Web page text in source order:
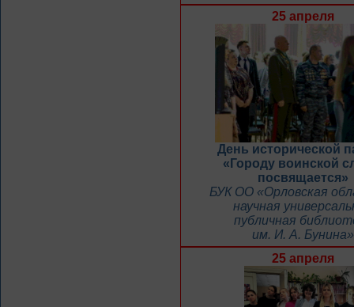
25 апреля
День исторической
«Городу воинской
посвящается»
БУК ОО «Орловская
научная
публичная
им. И. А. Бунина»
25 апреля